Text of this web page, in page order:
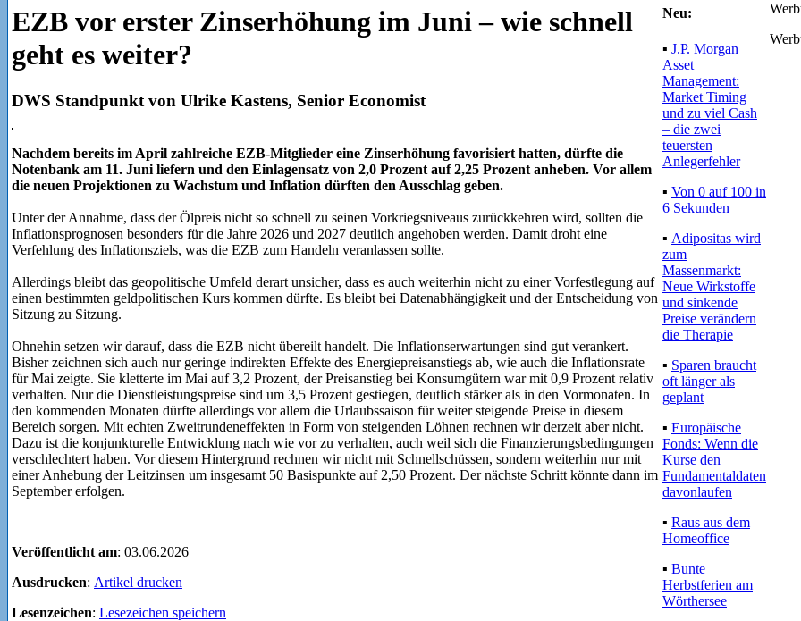
EZB vor erster Zinserhöhung im Juni – wie schnell
geht es weiter?
DWS Standpunkt von Ulrike Kastens, Senior Economist
Nachdem bereits im April zahlreiche EZB-Mitglieder eine Zinserhöhung favorisiert hatten, dürfte die
Notenbank am 11. Juni liefern und den Einlagensatz von 2,0 Prozent auf 2,25 Prozent anheben. Vor allem
die neuen Projektionen zu Wachstum und Inflation dürften den Ausschlag geben.
Unter der Annahme, dass der Ölpreis nicht so schnell zu seinen Vorkriegsniveaus zurückkehren wird, sollten die
Inflationsprognosen besonders für die Jahre 2026 und 2027 deutlich angehoben werden. Damit droht eine
Verfehlung des Inflationsziels, was die EZB zum Handeln veranlassen sollte.
Allerdings bleibt das geopolitische Umfeld derart unsicher, dass es auch weiterhin nicht zu einer Vorfestlegung auf
einen bestimmten geldpolitischen Kurs kommen dürfte. Es bleibt bei Datenabhängigkeit und der Entscheidung von
Sitzung zu Sitzung.
Ohnehin setzen wir darauf, dass die EZB nicht übereilt handelt. Die Inflationserwartungen sind gut verankert.
Bisher zeichnen sich auch nur geringe indirekten Effekte des Energiepreisanstiegs ab, wie auch die Inflationsrate
für Mai zeigte. Sie kletterte im Mai auf 3,2 Prozent, der Preisanstieg bei Konsumgütern war mit 0,9 Prozent relativ
verhalten. Nur die Dienstleistungspreise sind um 3,5 Prozent gestiegen, deutlich stärker als in den Vormonaten. In
den kommenden Monaten dürfte allerdings vor allem die Urlaubssaison für weiter steigende Preise in diesem
Bereich sorgen. Mit echten Zweitrundeneffekten in Form von steigenden Löhnen rechnen wir derzeit aber nicht.
Dazu ist die konjunkturelle Entwicklung nach wie vor zu verhalten, auch weil sich die Finanzierungsbedingungen
verschlechtert haben. Vor diesem Hintergrund rechnen wir nicht mit Schnellschüssen, sondern weiterhin nur mit
einer Anhebung der Leitzinsen um insgesamt 50 Basispunkte auf 2,50 Prozent. Der nächste Schritt könnte dann im
September erfolgen.
Veröffentlicht am: 03.06.2026
Ausdrucken: Artikel drucken
Lesenzeichen: Lesezeichen speichern
Neu:
▪ J.P. Morgan
Asset
Management:
Market Timing
und zu viel Cash
– die zwei
teuersten
Anlegerfehler
▪ Von 0 auf 100 in
6 Sekunden
▪ Adipositas wird
zum
Massenmarkt:
Neue Wirkstoffe
und sinkende
Preise verändern
die Therapie
▪ Sparen braucht
oft länger als
geplant
▪ Europäische
Fonds: Wenn die
Kurse den
Fundamentaldaten
davonlaufen
▪ Raus aus dem
Homeoffice
▪ Bunte
Herbstferien am
Wörthersee